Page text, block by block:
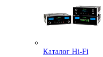
Каталог Hi-Fi